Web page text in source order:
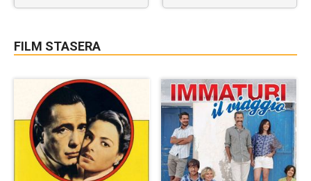
FILM STASERA